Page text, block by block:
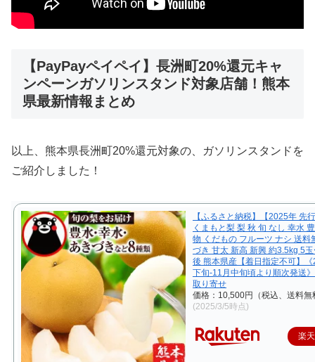
【PayPayペイペイ】長洲町20%還元キャ
ンペーンガソリンスタンド対象店舗！熊本
県最新情報まとめ
以上、熊本県長洲町20%還元対象の、ガソリンスタンドを
ご紹介しました！
【ふるさと納税】【2025年 先
くまもと梨 梨 秋 旬 なし 幸水
物 くだもの フルーツ ナシ 送料
づき 甘太 新高 新興 約3.5kg 5
後 熊本県産【着日指定不可】
下旬‐11月中旬頃より順次発送
取り寄せ
価格：10,500円（税込、送料無
(2025/3/5時点)
楽